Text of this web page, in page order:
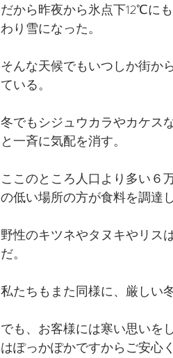
だから昨夜から氷点下12℃に
わり雪になった。
そんな天候でもいつしか街か
ている。
冬でもシジュウカラやカケス
と一斉に気配を消す。
ここのところ人口より多い６
の低い場所の方が食料を調達
野性のキツネやタヌキやリス
だ。
私たちもまた同様に、厳しい
でも、お客様には寒い思いを
はぽっかぽかですからご安心